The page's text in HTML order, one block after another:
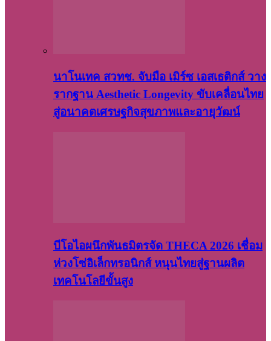
นาโนเทค สวทช. จับมือ เมิร์ซ เอสเธติกส์ วาง
รากฐาน Aesthetic Longevity ขับเคลื่อนไทย
สู่อนาคตเศรษฐกิจสุขภาพและอายุวัฒน์
บีโอไอผนึกพันธมิตรจัด THECA 2026 เชื่อม
ห่วงโซ่อิเล็กทรอนิกส์ หนุนไทยสู่ฐานผลิต
เทคโนโลยีขั้นสูง